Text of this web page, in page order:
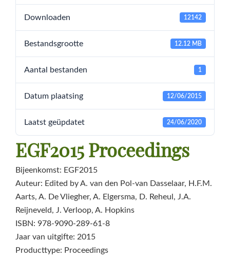
Downloaden 12142
Bestandsgrootte 12.12 MB
Aantal bestanden 1
Datum plaatsing 12/06/2015
Laatst geüpdatet 24/06/2020
EGF2015 Proceedings
Bijeenkomst: EGF2015
Auteur: Edited by A. van den Pol-van Dasselaar, H.F.M.
Aarts, A. De Vliegher, A. Elgersma, D. Reheul, J.A.
Reijneveld, J. Verloop, A. Hopkins
ISBN: 978-9090-289-61-8
Jaar van uitgifte: 2015
Producttype: Proceedings